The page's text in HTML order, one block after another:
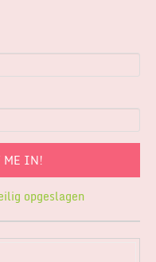
opgeslagen